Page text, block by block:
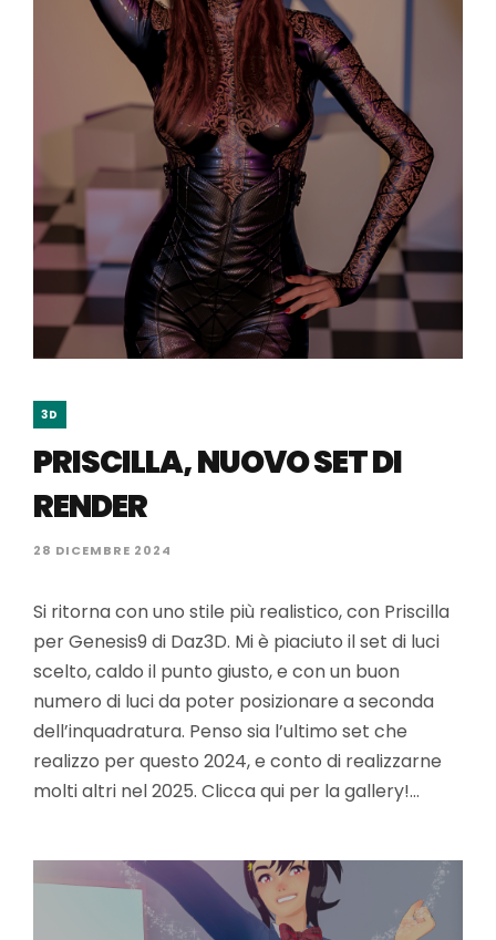
3D
PRISCILLA, NUOVO SET DI
RENDER
28 DICEMBRE 2024
Si ritorna con uno stile più realistico, con Priscilla
per Genesis9 di Daz3D. Mi è piaciuto il set di luci
scelto, caldo il punto giusto, e con un buon
numero di luci da poter posizionare a seconda
dell’inquadratura. Penso sia l’ultimo set che
realizzo per questo 2024, e conto di realizzarne
molti altri nel 2025. Clicca qui per la gallery!…